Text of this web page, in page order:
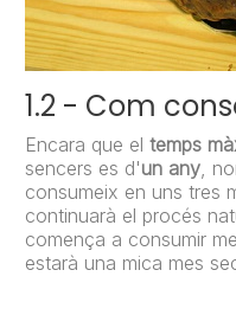
1.2 - Com
Encara que el temps
sencers es d'un any ,
consumeix en uns tres
continuarà el procés
comença a consumir
estarà una mica mes